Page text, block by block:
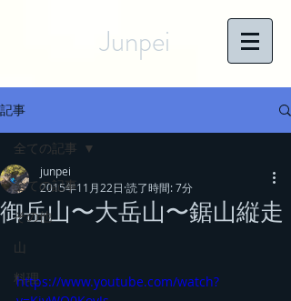
Junpei
記事
全ての記事
その他
山
料理
全ての記事
御岳山〜大岳山〜鋸山縦走
junpei
2015年11月22日 読了時間: 7分
https://www.youtube.com/watch?